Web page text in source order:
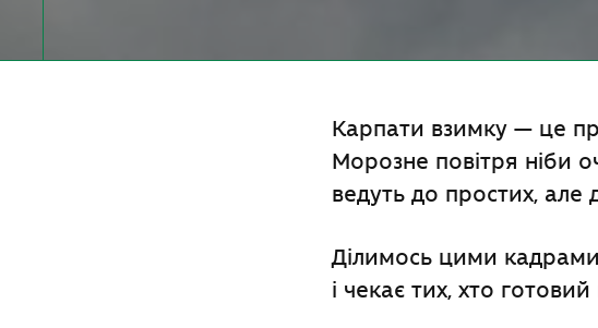
Карпати взимку — це
Морозне повітря ніби
ведуть до простих,
Ділимось цими
і чекає тих, хто